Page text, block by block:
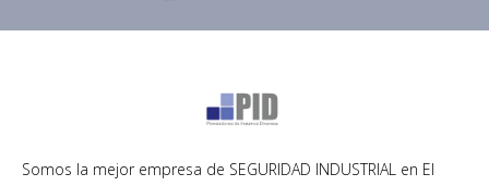
Somos la mejor empresa de SEGURIDAD INDUSTRIAL en El